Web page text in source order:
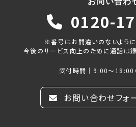
0120-
※番号はお間違いのないように
今後のサービス向上のために通話は録
受付時間｜9:00～18:00
お問い合わせフォ